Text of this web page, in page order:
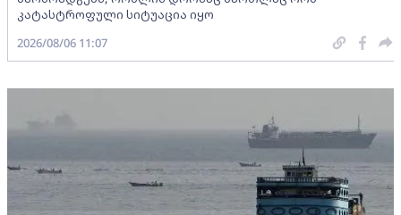
კატასტროფული სიტუაცია იყო
2026/08/06 11:07